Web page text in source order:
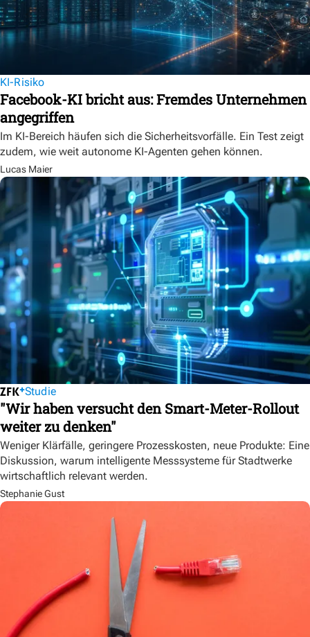
KI-Risiko
Facebook-KI bricht aus: Fremdes Unternehmen
angegriffen
Im KI-Bereich häufen sich die Sicherheitsvorfälle. Ein Test zeigt
zudem, wie weit autonome KI-Agenten gehen können.
Lucas Maier
Studie
"Wir haben versucht den Smart-Meter-Rollout
weiter zu denken"
Weniger Klärfälle, geringere Prozesskosten, neue Produkte: Eine
Diskussion, warum intelligente Messsysteme für Stadtwerke
wirtschaftlich relevant werden.
Stephanie Gust